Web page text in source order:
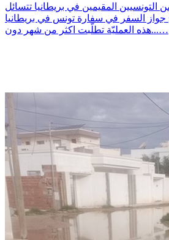
المقيمين في بريطانيا تتسائل
السفر في سفارة تونس في بريطانيا
...هذه العمليّة تطلّبت اكثر من شهر دون…